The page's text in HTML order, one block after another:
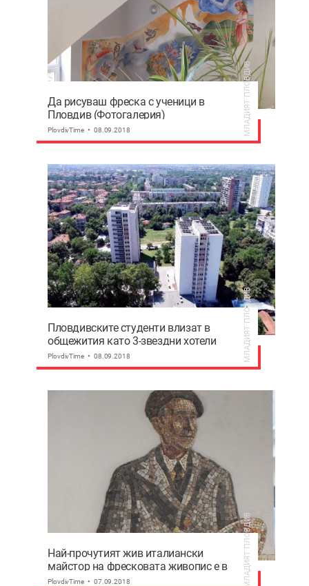
Да рисуваш фреска с ученици в
Пловдив (Фотогалерия)
PlovdivTime 08.09.2018 МЛАДИЯТ ПЛОВДИВ
Пловдивските студенти влизат в
общежития като 3-звездни хотели
(Снимки)
PlovdivTime 08.09.2018 МЛАДИЯТ ПЛОВДИВ
Най-прочутият жив италиански
майстор на фресковата живопис е в
Пловдив
PlovdivTime 07.09.2018 МЛАДИЯТ ПЛОВДИВ